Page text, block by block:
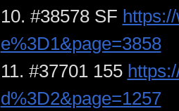
10. #38578 SF
e%3D1&page=3858
11. #37701 155
d%3D2&page=1257